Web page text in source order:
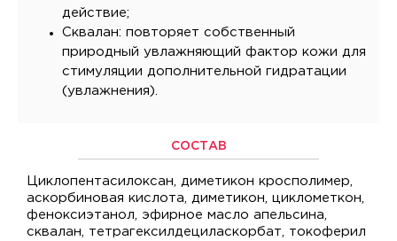
действие;
Сквалан: повторяет собственный
природный увлажняющий фактор кожи для
стимуляции дополнительной гидратации
(увлажнения).
СОСТАВ
Циклопентасилоксан, диметикон кросполимер,
аскорбиновая кислота, диметикон, циклометкон,
феноксиэтанол, эфирное масло апельсина,
сквалан, тетрагексилдециласкорбат, токоферил